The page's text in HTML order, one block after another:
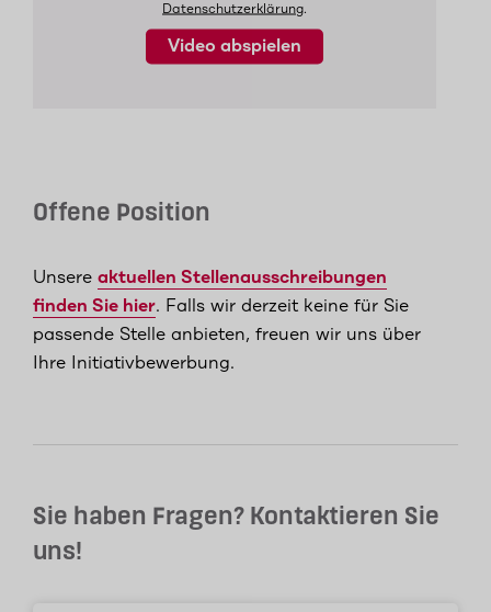
Datenschutzerklärung.
Video abspielen
Offene Position
Unsere aktuellen Stellenausschreibungen
finden Sie hier. Falls wir derzeit keine für Sie
passende Stelle anbieten, freuen wir uns über
Ihre Initiativbewerbung.
Sie haben Fragen? Kontaktieren Sie
uns!